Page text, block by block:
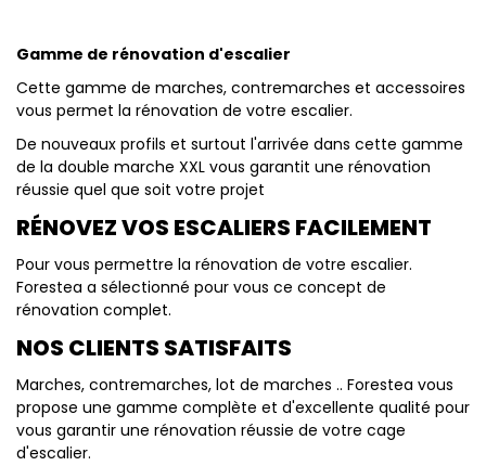
Gamme de rénovation d'escalier
Cette gamme de marches, contremarches et accessoires
vous permet la rénovation de votre escalier.
De nouveaux profils et surtout l'arrivée dans cette gamme
de la double marche XXL vous garantit une rénovation
réussie quel que soit votre projet
RÉNOVEZ VOS ESCALIERS FACILEMENT
Pour vous permettre la rénovation de votre escalier.
Forestea a sélectionné pour vous ce concept de
rénovation complet.
NOS CLIENTS SATISFAITS
Marches, contremarches, lot de marches .. Forestea vous
propose une gamme complète et d'excellente qualité pour
vous garantir une rénovation réussie de votre cage
d'escalier.